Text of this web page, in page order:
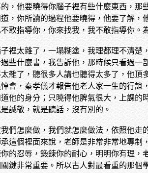
，他要曉得你腦子裡有些什麼東西，
，你所讀的過程他要曉得，他要了解
敢指導你，你來找我，我不敢指導你。
裡太雜了，一塌糊塗，我理都理不清楚
些什麼書，我告訴他，那時候只看過
雜了，聽很多人講也聽得太多了，他
會，秦孝儀才報告他老人家一生的行誼
他的身分；只曉得他脾氣很大，上課
誠敬，就是聽話，沒有別的。
們怎麼做，我們就怎麼做法，依照他走
這個裡面來說，老師是非常非常地專
的忍辱，鍛鍊你的耐心，明明你有理
鍵非常重要。所以古人對最看重的那個